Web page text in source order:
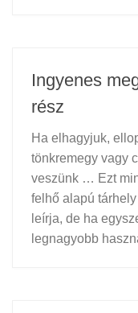
Ingyenes
rész
Ha elhagyjuk,
tönkremegy vagy
veszünk … Ezt
felhő alapú
leírja, de ha
legnagyobb